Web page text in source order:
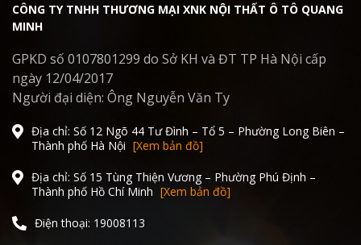
CÔNG TY TNHH THƯƠNG MẠI XNK NỘI THẤT Ô TÔ QUANG
MINH
GPKD số 0107801299 do Sở KH và ĐT TP Hà Nội cấp
ngày 12/04/2017
Người đại diện: Ông Nguyễn Văn Ty
Địa chỉ: Số 12 Ngõ 44 Tư Đình – Tổ 5 – Phường Long Biên –
Thành phố Hà Nội [Xem bản đồ]
Địa chỉ: Số 15 Tùng Thiện Vương – Phường Phú Định –
Thành phố Hồ Chí Minh [Xem bản đồ]
Điện thoại: 19008113